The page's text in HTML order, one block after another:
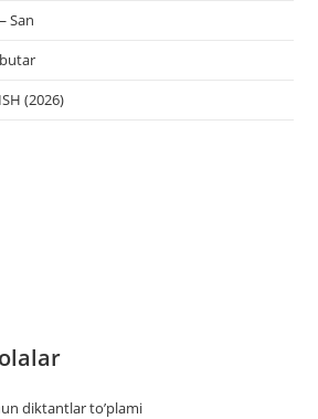
San
(2026)
diktantlar to’plami